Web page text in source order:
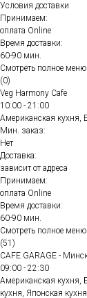
Условия доставки
Принимаем:
оплата Online
Время доставки:
60-90 мин.
Смотреть полное меню
(0)
Veg Harmony Cafe
10:00 - 21:00
Американская кухня,
Мин. заказ:
Нет
Доставка:
зависит от адреса
Принимаем:
оплата Online
Время доставки:
60-90 мин.
Смотреть полное меню
(51)
CAFE GARAGE -
09:00 - 22:30
Американская кухня,
кухня, Японская кухня